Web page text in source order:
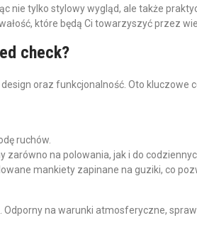
nie tylko stylowy wygląd, ale także
które będą Ci towarzyszyć przez
check?
oraz funkcjonalność. Oto kluczowe
ruchów.
na polowania, jak i do
mankiety zapinane na guziki, co
na warunki atmosferyczne,